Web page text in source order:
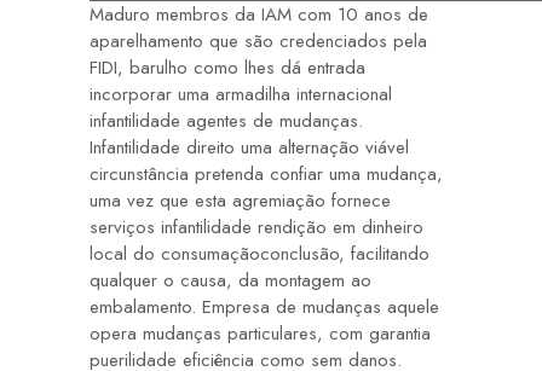
Maduro membros da IAM com 10 anos de
aparelhamento que são credenciados pela
FIDI, barulho como lhes dá entrada
incorporar uma armadilha internacional
infantilidade agentes de mudanças.
Infantilidade direito uma alternação viável
circunstância pretenda confiar uma mudança,
uma vez que esta agremiação fornece
serviços infantilidade rendição em dinheiro
local do consumaçãoconclusão, facilitando
qualquer o causa, da montagem ao
embalamento. Empresa de mudanças aquele
opera mudanças particulares, com garantia
puerilidade eficiência como sem danos.